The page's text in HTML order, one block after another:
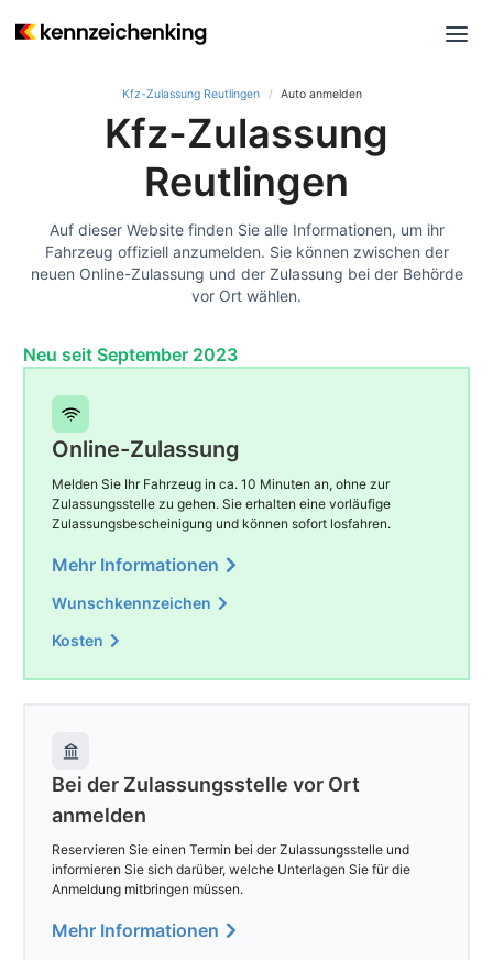
Kfz-Zulassung Reutlingen Auto anmelden
Kfz-Zulassung
Reutlingen
Auf dieser Website finden Sie alle Informationen, um ihr
Fahrzeug offiziell anzumelden. Sie können zwischen der
neuen Online-Zulassung und der Zulassung bei der Behörde
vor Ort wählen.
Neu seit September 2023
Online-Zulassung
Melden Sie Ihr Fahrzeug in ca. 10 Minuten an, ohne zur
Zulassungsstelle zu gehen. Sie erhalten eine vorläufige
Zulassungsbescheinigung und können sofort losfahren.
Mehr Informationen
Wunschkennzeichen
Kosten
Bei der Zulassungsstelle vor Ort
anmelden
Reservieren Sie einen Termin bei der Zulassungsstelle und
informieren Sie sich darüber, welche Unterlagen Sie für die
Anmeldung mitbringen müssen.
Mehr Informationen